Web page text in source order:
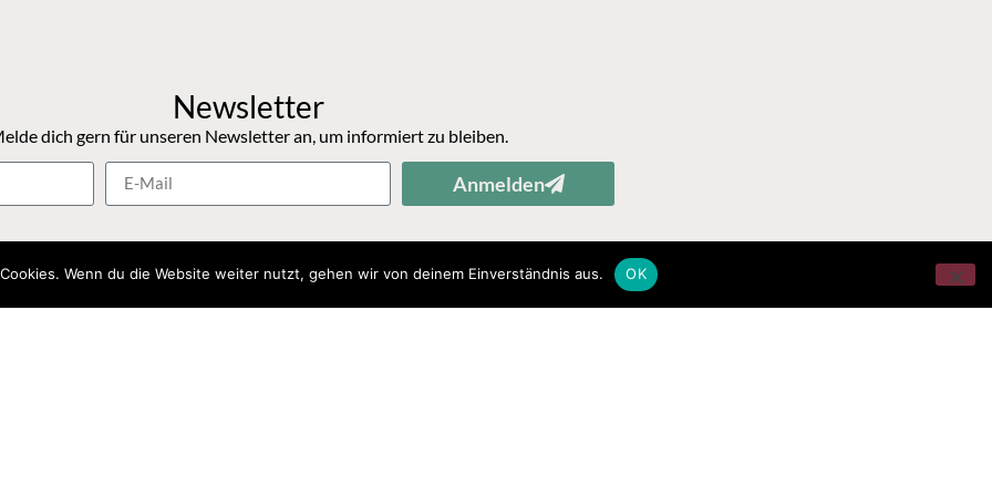
Newsletter
dich gern für unseren Newsletter an, um informiert zu bleiben.
Anmelden
Wenn du die Website weiter nutzt, gehen wir von deinem Einverständnis aus. OK